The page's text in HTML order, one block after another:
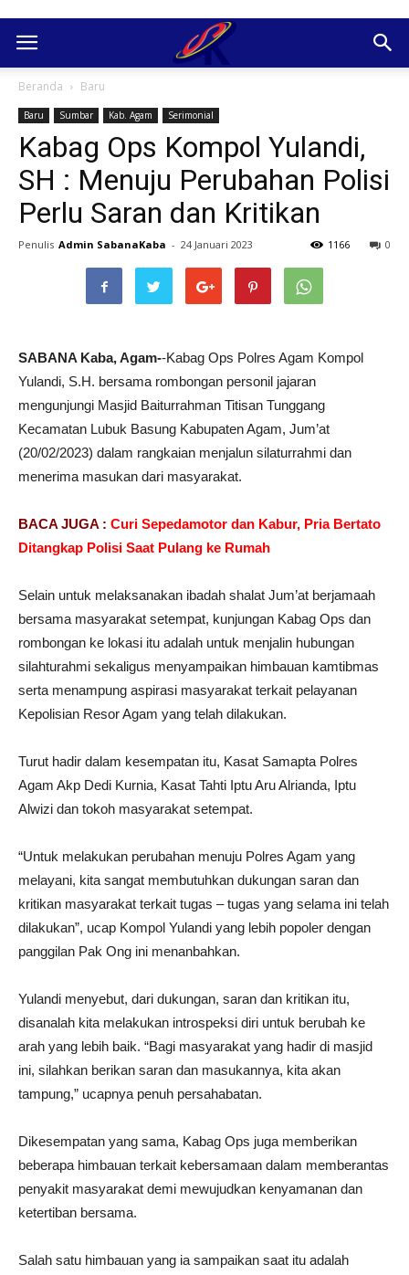
Beranda Baru
Baru Sumbar Kab. Agam Serimonial
Kabag Ops Kompol Yulandi,
SH : Menuju Perubahan Polisi
Perlu Saran dan Kritikan
Penulis Admin SabanaKaba - 24 Januari 2023 0
1166
SABANA Kaba, Agam--Kabag Ops Polres Agam Kompol
Yulandi, S.H. bersama rombongan personil jajaran
mengunjungi Masjid Baiturrahman Titisan Tunggang
Kecamatan Lubuk Basung Kabupaten Agam, Jum’at
(20/02/2023) dalam rangkaian menjalun silaturrahmi dan
menerima masukan dari masyarakat.
BACA JUGA : Curi Sepedamotor dan Kabur, Pria Bertato
Ditangkap Polisi Saat Pulang ke Rumah
Selain untuk melaksanakan ibadah shalat Jum’at berjamaah
bersama masyarakat setempat, kunjungan Kabag Ops dan
rombongan ke lokasi itu adalah untuk menjalin hubungan
silahturahmi sekaligus menyampaikan himbauan kamtibmas
serta menampung aspirasi masyarakat terkait pelayanan
Kepolisian Resor Agam yang telah dilakukan.
Turut hadir dalam kesempatan itu, Kasat Samapta Polres
Agam Akp Dedi Kurnia, Kasat Tahti Iptu Aru Alrianda, Iptu
Alwizi dan tokoh masyarakat setempat.
“Untuk melakukan perubahan menuju Polres Agam yang
melayani, kita sangat membutuhkan dukungan saran dan
kritikan masyarakat terkait tugas – tugas yang selama ini telah
dilakukan”, ucap Kompol Yulandi yang lebih popoler dengan
panggilan Pak Ong ini menanbahkan.
Yulandi menyebut, dari dukungan, saran dan kritikan itu,
disanalah kita melakukan introspeksi diri untuk berubah ke
arah yang lebih baik. “Bagi masyarakat yang hadir di masjid
ini, silahkan berikan saran dan masukannya, kita akan
tampung,” ucapnya penuh persahabatan.
Dikesempatan yang sama, Kabag Ops juga memberikan
beberapa himbauan terkait kebersamaan dalam memberantas
penyakit masyarakat demi mewujudkan kenyamanan dan
ketertiban bersama.
Salah satu himbauan yang ia sampaikan saat itu adalah